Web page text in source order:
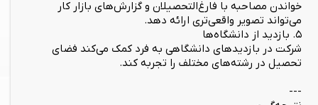
خواندن مصاحبه با فارغ‌التحصیلان و گزارش‌های بازار کار
می‌تواند تصویر واقعی‌تری ارائه دهد.
۵. بازدید از دانشگاه‌ها
شرکت در بازدیدهای دانشگاهی به فرد کمک می‌کند فضای
تحصیل در رشته‌های مختلف را تجربه کند.
---